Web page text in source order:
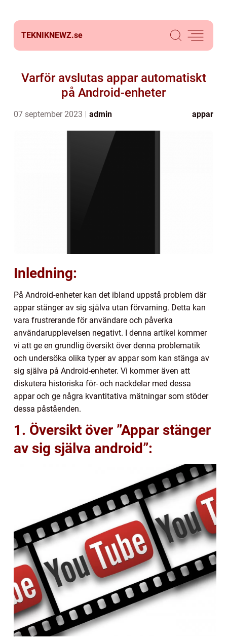
TEKNIKNEWZ.se
Varför avslutas appar automatiskt
på Android-enheter
07 september 2023 admin appar
Inledning:
På Android-enheter kan det ibland uppstå problem där
appar stänger av sig själva utan förvarning. Detta kan
vara frustrerande för användare och påverka
användarupplevelsen negativt. I denna artikel kommer
vi att ge en grundlig översikt över denna problematik
och undersöka olika typer av appar som kan stänga av
sig själva på Android-enheter. Vi kommer även att
diskutera historiska för- och nackdelar med dessa
appar och ge några kvantitativa mätningar som stöder
dessa påståenden.
1. Översikt över ”Appar stänger
av sig själva android”: